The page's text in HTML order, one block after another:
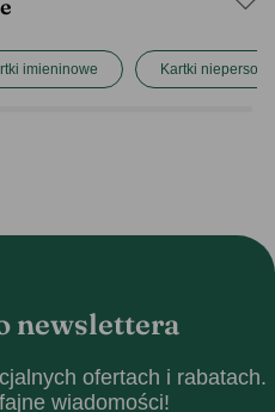
imieninowe Kartki
newslettera
ofertach i rabatach.
wiadomości!